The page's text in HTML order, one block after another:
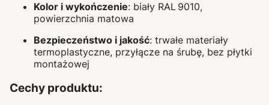
Kolor i wykończenie: biały RAL 9010,
powierzchnia matowa
Bezpieczeństwo i jakość: trwałe materiały
termoplastyczne, przyłącze na śrubę, bez płytki
montażowej
Cechy produktu: